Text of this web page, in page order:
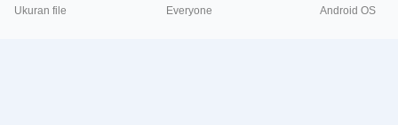
Ukuran file Everyone Android OS